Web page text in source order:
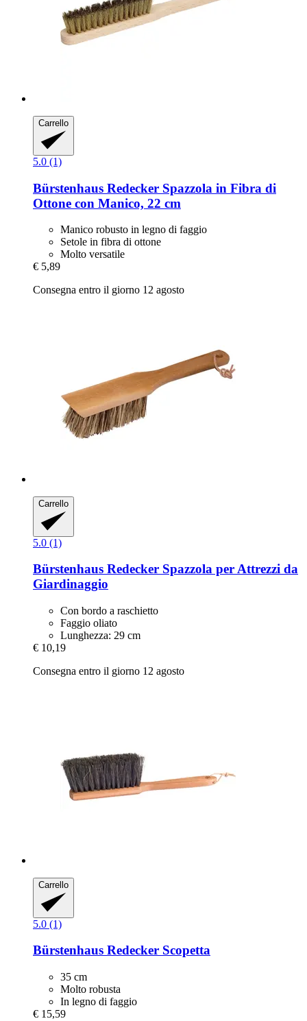
Carrello
5.0 (1)
Bürstenhaus Redecker Spazzola in Fibra di
Ottone con Manico, 22 cm
Manico robusto in legno di faggio
Setole in fibra di ottone
Molto versatile
€ 5,89
Consegna entro il giorno 12 agosto
Carrello
5.0 (1)
Bürstenhaus Redecker Spazzola per Attrezzi da
Giardinaggio
Con bordo a raschietto
Faggio oliato
Lunghezza: 29 cm
€ 10,19
Consegna entro il giorno 12 agosto
Carrello
5.0 (1)
Bürstenhaus Redecker Scopetta
35 cm
Molto robusta
In legno di faggio
€ 15,59